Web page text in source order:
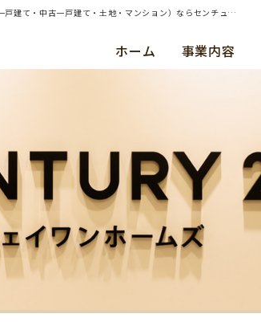
| （ご売却）横浜市神奈川区・土地・ご成約（令和４年１１月） 畑中 様 | 横浜・川崎・東京都内の不動産（新築一戸建て・中古一戸建て・土地・マンション）ならセンチュリー21ジェイワンホームズ
ホーム 事業内容